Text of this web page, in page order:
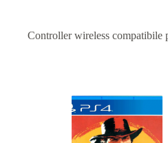
Controller wireless compatibile